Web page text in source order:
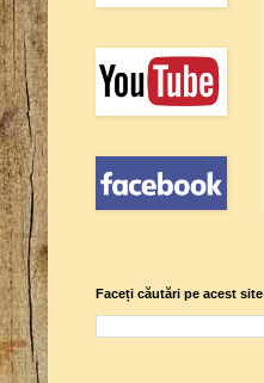
Faceți căutări pe acest site